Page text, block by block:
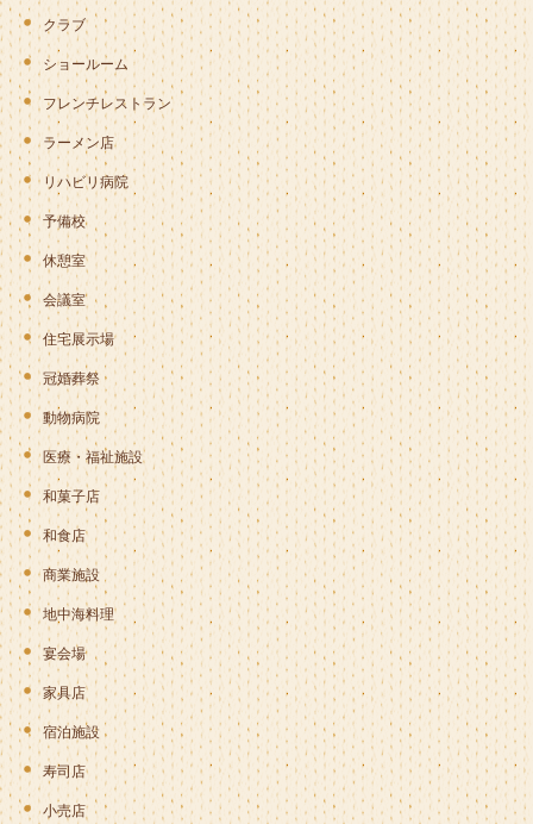
クラブ
ショールーム
フレンチレストラン
ラーメン店
リハビリ病院
予備校
休憩室
会議室
住宅展示場
冠婚葬祭
動物病院
医療・福祉施設
和菓子店
和食店
商業施設
地中海料理
宴会場
家具店
宿泊施設
寿司店
小売店